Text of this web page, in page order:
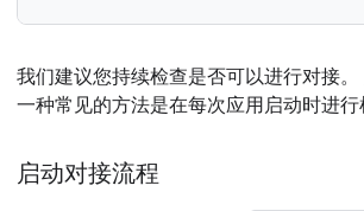
我们建议您持续检查是否可以进行对接
一种常见的方法是在每次应用启动时进行
启动对接流程